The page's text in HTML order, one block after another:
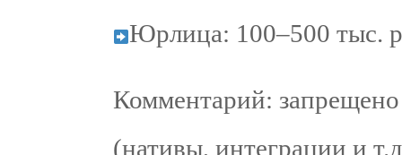
Юрлица: 100–500 тыс.
Комментарий: запрещено
(нативы, интеграции и